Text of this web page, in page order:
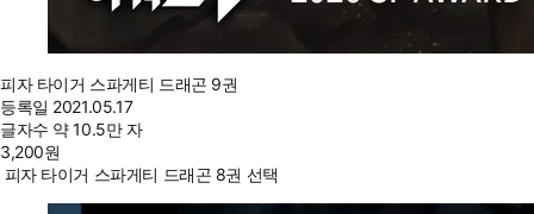
피자 타이거 스파게티 드래곤 9권
등록일 2021.05.17
글자수 약 10.5만 자
3,200원
피자 타이거 스파게티 드래곤 8권 선택